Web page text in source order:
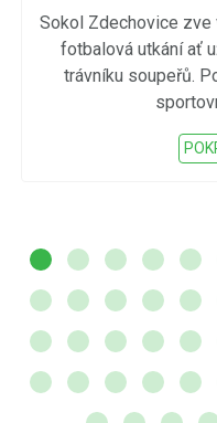
Sokol Zdechovice
fotbalová utkání ať
trávníku soupeřů.